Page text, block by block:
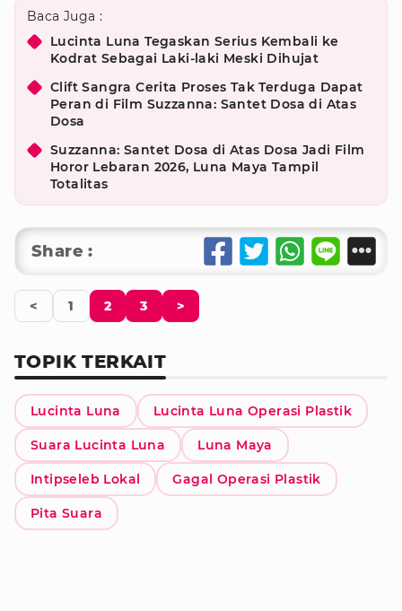
Baca Juga :
Lucinta Luna Tegaskan Serius Kembali ke
Kodrat Sebagai Laki-laki Meski Dihujat
Clift Sangra Cerita Proses Tak Terduga Dapat
Peran di Film Suzzanna: Santet Dosa di Atas
Dosa
Suzzanna: Santet Dosa di Atas Dosa Jadi Film
Horor Lebaran 2026, Luna Maya Tampil
Totalitas
Share :
< 1 2 3 >
TOPIK TERKAIT
Lucinta Luna Lucinta Luna Operasi Plastik
Suara Lucinta Luna Luna Maya
Intipseleb Lokal Gagal Operasi Plastik
Pita Suara